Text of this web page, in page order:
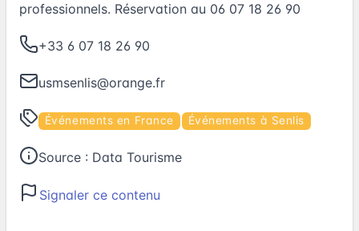
professionnels. Réservation au 06 07 18 26 90
+33 6 07 18 26 90
usmsenlis@orange.fr
Événements en France Événements à Senlis
Source : Data Tourisme
Signaler ce contenu